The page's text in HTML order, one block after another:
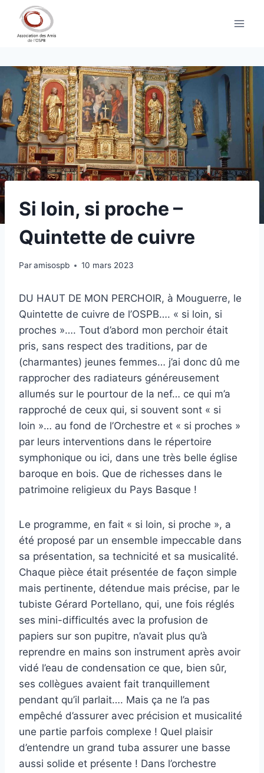
contenu
Si loin, si proche –
Quintette de cuivre
Paramisospb 10 mars 2023
DU HAUT DE MON PERCHOIR, à Mouguerre, le
Quintette de cuivre de l’OSPB…. « si loin, si
proches »…. Tout d’abord mon perchoir était
pris, sans respect des traditions, par de
(charmantes) jeunes femmes… j’ai donc dû me
rapprocher des radiateurs généreusement
allumés sur le pourtour de la nef… ce qui m’a
rapproché de ceux qui, si souvent sont « si
loin »… au fond de l’Orchestre et « si proches »
par leurs interventions dans le répertoire
symphonique ou ici, dans une très belle église
baroque en bois. Que de richesses dans le
patrimoine religieux du Pays Basque !
Le programme, en fait « si loin, si proche », a
été proposé par un ensemble impeccable dans
sa présentation, sa technicité et sa musicalité.
Chaque pièce était présentée de façon simple
mais pertinente, détendue mais précise, par le
tubiste Gérard Portellano, qui, une fois réglés
ses mini-difficultés avec la profusion de
papiers sur son pupitre, n’avait plus qu’à
reprendre en mains son instrument après avoir
vidé l’eau de condensation ce que, bien sûr,
ses collègues avaient fait tranquillement
pendant qu’il parlait…. Mais ça ne l’a pas
empêché d’assurer avec précision et musicalité
une partie parfois complexe ! Quel plaisir
d’entendre un grand tuba assurer une basse
aussi solide et présente ! Dans l’orchestre